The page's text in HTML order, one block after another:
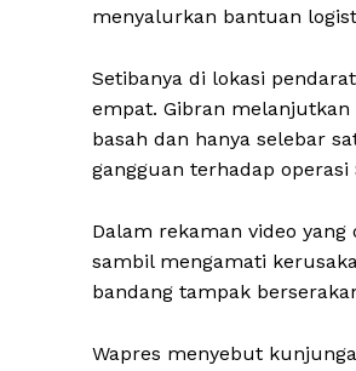
menyalurkan bantuan
Setibanya di lokasi
empat. Gibran
basah dan hanya selebar
gangguan terhadap
Dalam rekaman video
sambil mengamati
bandang tampak
Wapres menyebut